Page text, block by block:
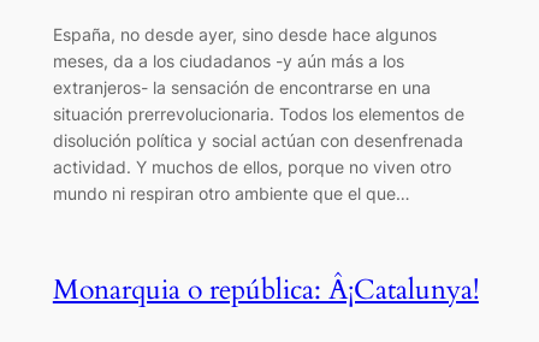
España, no desde ayer, sino desde hace algunos
meses, da a los ciudadanos -y aún más a los
extranjeros- la sensación de encontrarse en una
situación prerrevolucionaria. Todos los elementos de
disolución política y social actúan con desenfrenada
actividad. Y muchos de ellos, porque no viven otro
mundo ni respiran otro ambiente que el que…
Monarquia o república: Â¡Catalunya!